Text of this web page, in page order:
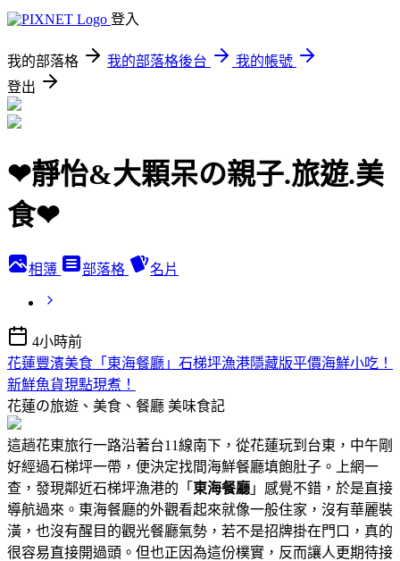
登入
我的部落格 我的部落格後台
我的帳號
登出
❤靜怡&大顆呆の親子.旅遊.美
食❤
相簿 部落格 名片
4小時前
花蓮豐濱美食「東海餐廳」石梯坪漁港隱藏版平價海鮮小吃！
新鮮魚貨現點現煮！
花蓮の旅遊、美食、餐廳 美味食記
這趟花東旅行一路沿著台11線南下，從花蓮玩到台東，中午剛
好經過石梯坪一帶，便決定找間海鮮餐廳填飽肚子。上網一
查，發現鄰近石梯坪漁港的「 東海餐廳 」感覺不錯，於是直接
導航過來。東海餐廳的外觀看起來就像一般住家，沒有華麗裝
潢，也沒有醒目的觀光餐廳氣勢，若不是招牌掛在門口，真的
很容易直接開過頭。但也正因為這份樸實，反而讓人更期待接